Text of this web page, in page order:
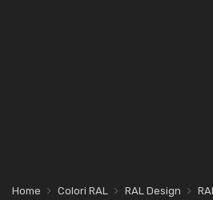
Home Colori RAL RAL Design